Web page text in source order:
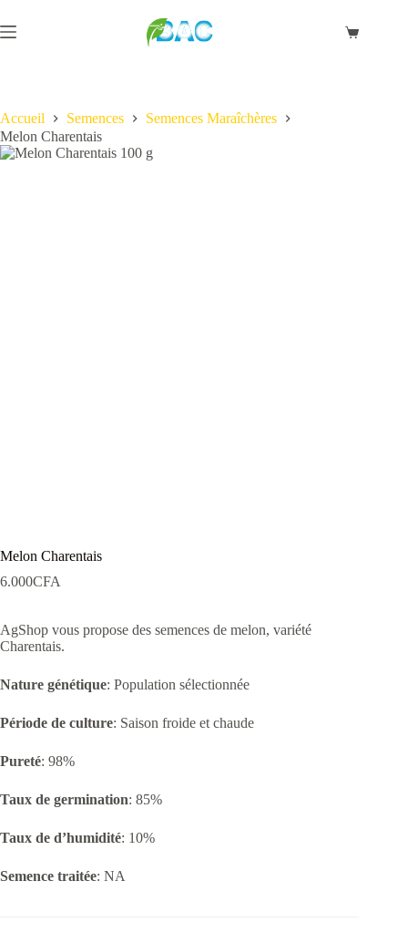
au
contenu
Panier
Accueil Semences
Semences Maraîchères
Melon Charentais
Melon Charentais
6.000CFA
AgShop vous propose des semences de melon, variété
Charentais.
Nature génétique: Population sélectionnée
Période de culture: Saison froide et chaude
Pureté: 98%
Taux de germination: 85%
Taux de d’humidité: 10%
Semence traitée: NA